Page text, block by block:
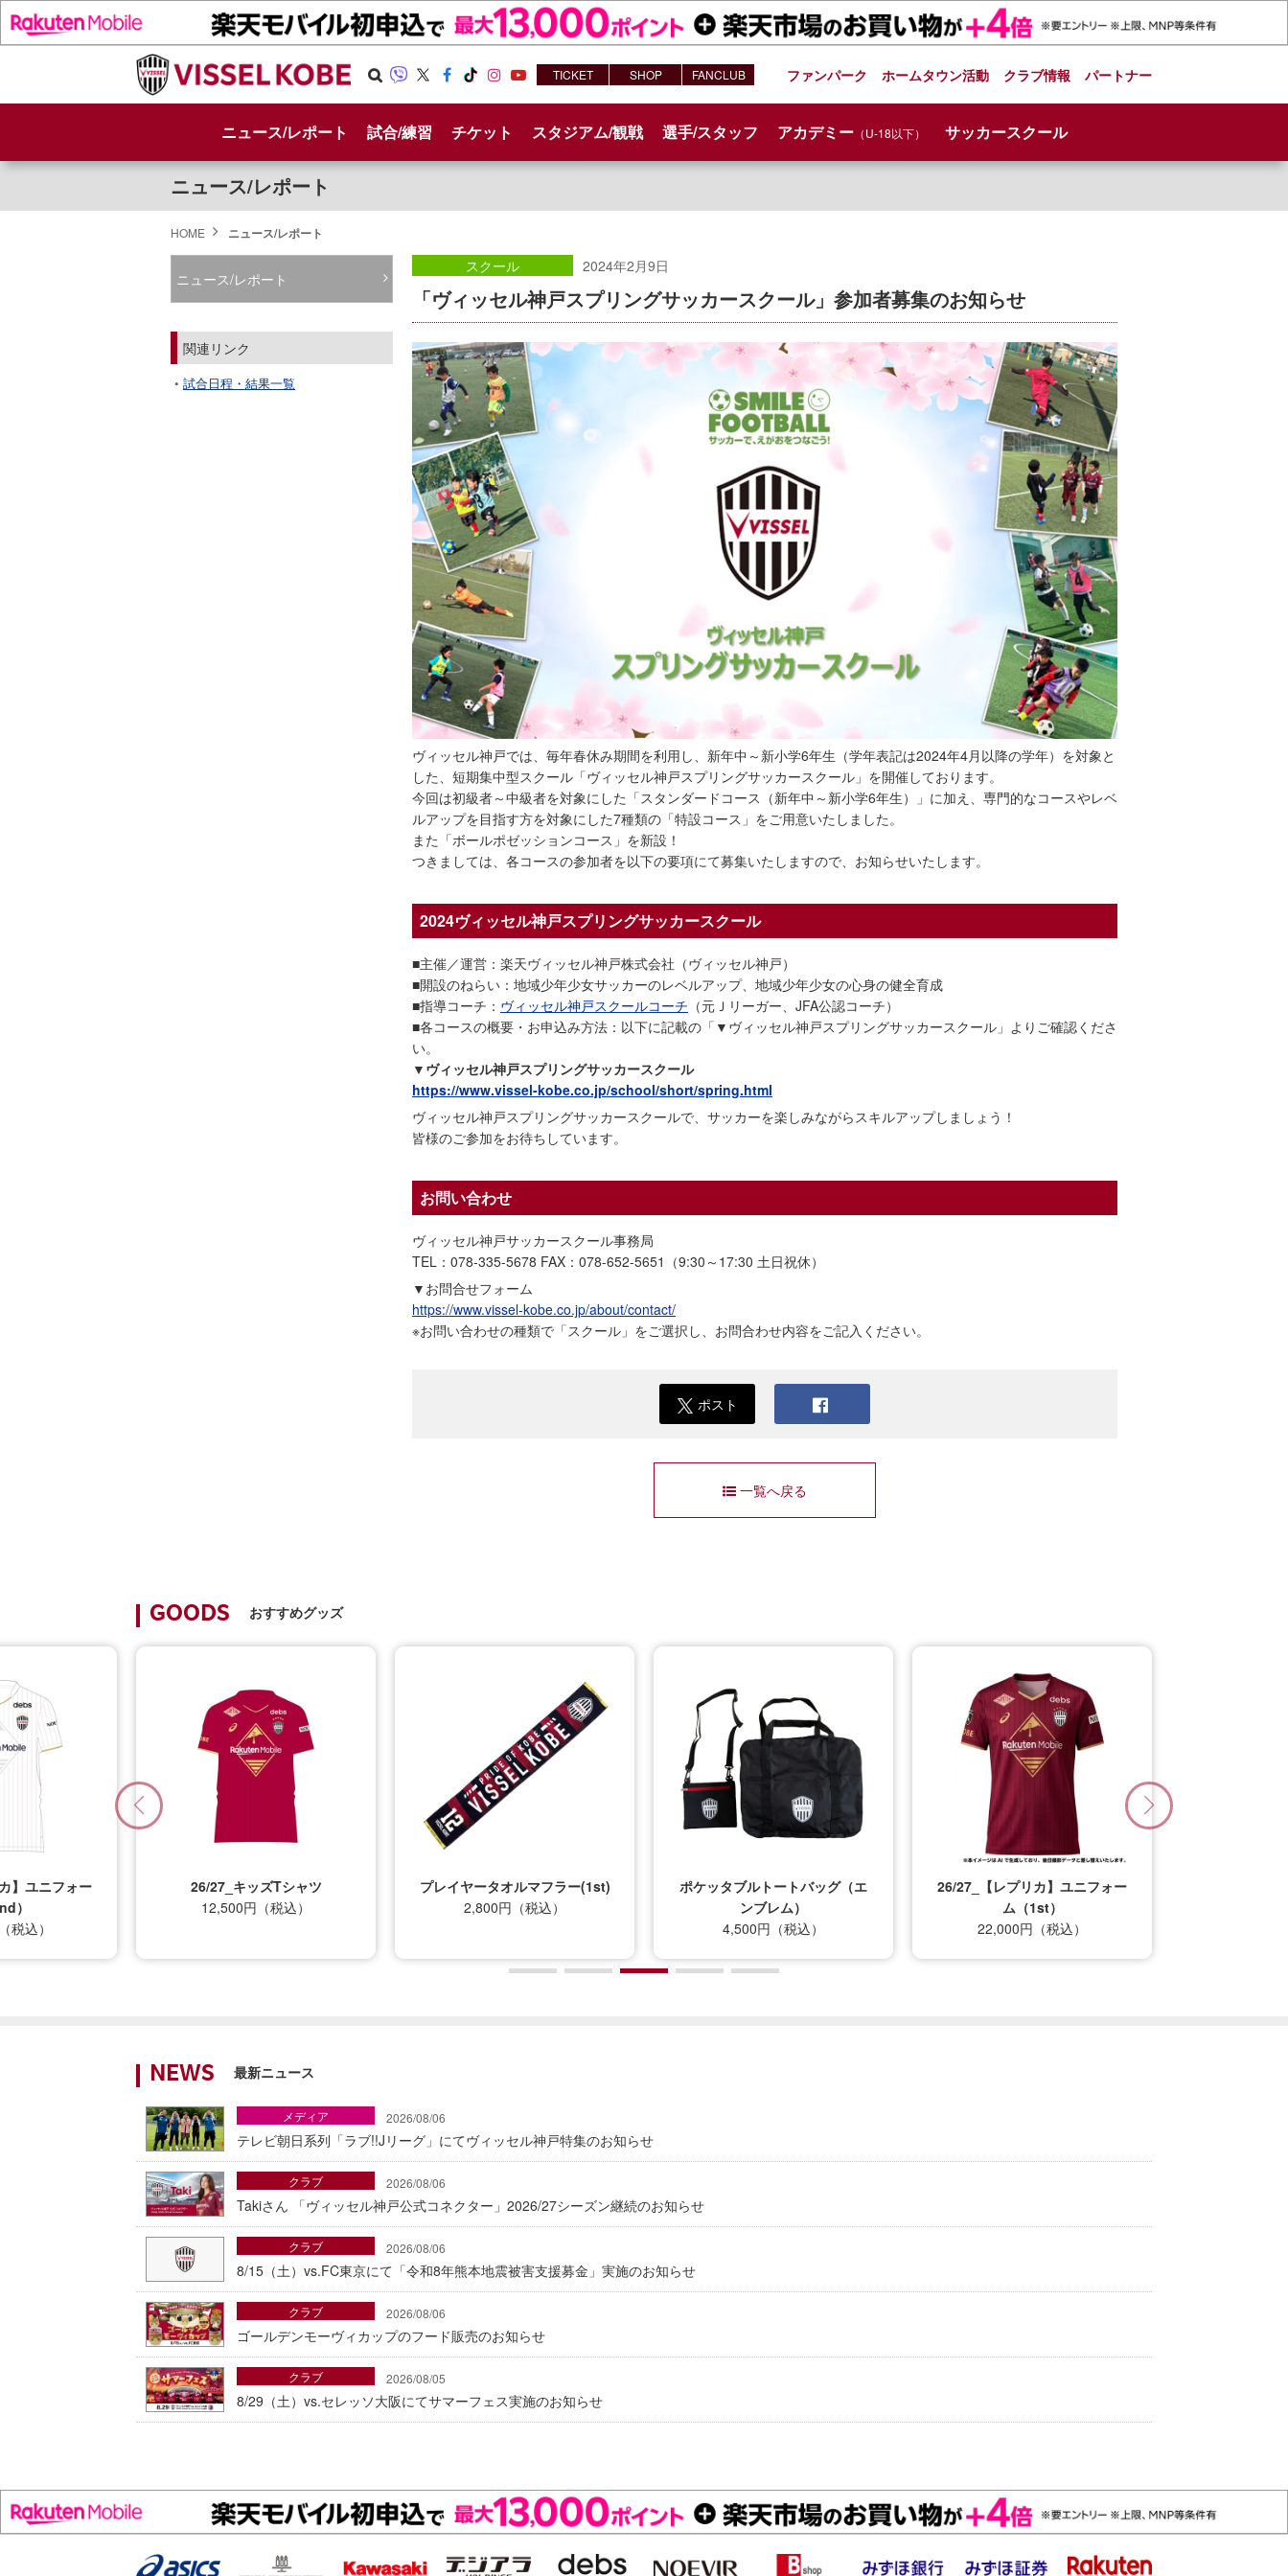
h
am e
ニュース/レポート 試合/練習 チケット スタジアム/観戦 選手/スタッフ アカデミー（U-18以下） サッカースクール
ファンパーク ホームタウン活動 クラブ情報 パートナー
TICKET SHOP FANCLUB
ニュース/レポート
HOME ニュース/レポート
スクール 2024年2月9日
「ヴィッセル神戸スプリングサッカースクール」参加者募集のお知らせ
ヴィッセル神戸では、毎年春休み期間を利用し、新年中～新小学6年生（学年表記は2024年4月以降の学年）を対象と
した、短期集中型スクール「ヴィッセル神戸スプリングサッカースクール」を開催しております。
今回は初級者～中級者を対象にした「スタンダードコース（新年中～新小学6年生）」に加え、専門的なコースやレベ
ルアップを目指す方を対象にした7種類の「特設コース」をご用意いたしました。
また「ボールポゼッションコース」を新設！
つきましては、各コースの参加者を以下の要項にて募集いたしますので、お知らせいたします。
2024ヴィッセル神戸スプリングサッカースクール
■主催／運営：楽天ヴィッセル神戸株式会社（ヴィッセル神戸）
■開設のねらい：地域少年少女サッカーのレベルアップ、地域少年少女の心身の健全育成
■指導コーチ： ヴィッセル神戸スクールコーチ （元Ｊリーガー、JFA公認コーチ）
■各コースの概要・お申込み方法：以下に記載の「▼ヴィッセル神戸スプリングサッカースクール」よりご確認くださ
い。
▼ヴィッセル神戸スプリングサッカースクール
https://www.vissel-kobe.co.jp/school/short/spring.html
ヴィッセル神戸スプリングサッカースクールで、サッカーを楽しみながらスキルアップしましょう！
皆様のご参加をお待ちしています。
お問い合わせ
ヴィッセル神戸サッカースクール事務局
TEL：078-335-5678 FAX：078-652-5651（9:30～17:30 土日祝休）
▼お問合せフォーム
https://www.vissel-kobe.co.jp/about/contact/
※お問い合わせの種類で「スクール」をご選択し、お問合わせ内容をご記入ください。
ポスト
一覧へ戻る
ニュース/レポート
関連リンク
試合日程・結果一覧
GOODS おすすめグッズ
】ユニフォー
）
税込）
26/27_キッズTシャツ
12,500円（税込）
プレイヤータオルマフラー(1st)
2,800円（税込）
ポケッタブルトートバッグ（エ
ンブレム）
4,500円（税込）
26/27_【レプリカ】ユニフォー
ム（1st）
22,000円（税込）
NEWS 最新ニュース
2026/08/06
テレビ朝日系列「ラブ!!Jリーグ」にてヴィッセル神戸特集のお知らせ
メディア
2026/08/06
Takiさん 「ヴィッセル神戸公式コネクター」2026/27シーズン継続のお知らせ
クラブ
2026/08/06
8/15（土）vs.FC東京にて「令和8年熊本地震被害支援募金」実施のお知らせ
クラブ
2026/08/06
ゴールデンモーヴィカップのフード販売のお知らせ
クラブ
2026/08/05
8/29（土）vs.セレッソ大阪にてサマーフェス実施のお知らせ
クラブ